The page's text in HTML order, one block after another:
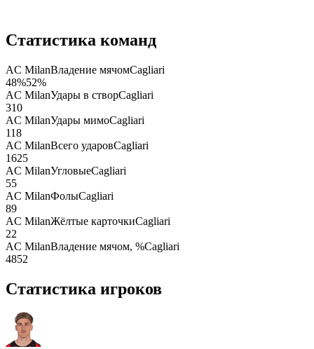
Статистика команд
AC MilanВладение мячомCagliari
48%52%
AC MilanУдары в створCagliari
310
AC MilanУдары мимоCagliari
118
AC MilanВсего ударовCagliari
1625
AC MilanУгловыеCagliari
55
AC MilanФолыCagliari
89
AC MilanЖёлтые карточкиCagliari
22
AC MilanВладение мячом, %Cagliari
4852
Статистика игроков